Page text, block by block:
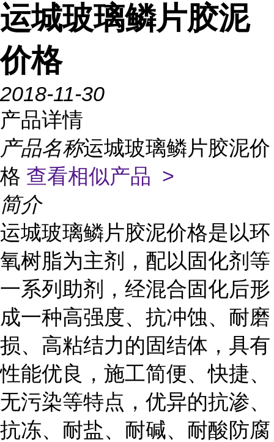
运城玻璃鳞片胶泥
价格
2018-11-30
产品详情
产品名称运城玻璃鳞片胶泥价
格 查看相似产品 >
简介
运城玻璃鳞片胶泥价格是以环
氧树脂为主剂，配以固化剂等
一系列助剂，经混合固化后形
成一种高强度、抗冲蚀、耐磨
损、高粘结力的固结体，具有
性能优良，施工简便、快捷、
无污染等特点，优异的抗渗、
抗冻、耐盐、耐碱、耐酸防腐